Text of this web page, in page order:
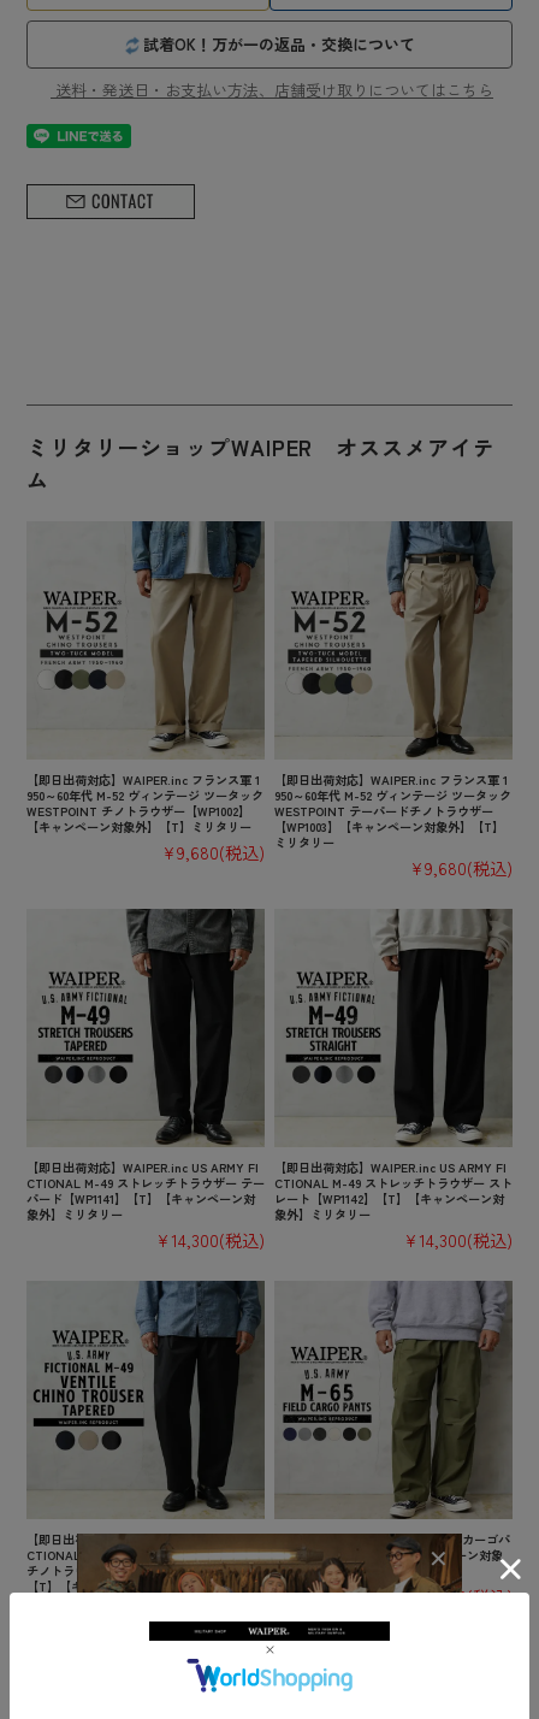
試着OK！万が一の返品・交換について
送料・発送日・お支払い方法、店舗受け取りについてはこちら
ミリタリーショップWAIPER オススメアイテ
ム
【即日出荷対応】WAIPER.inc フランス軍 1
950～60年代 M-52 ヴィンテージ ツータック
WESTPOINT チノトラウザー【WP1002】
【キャンペーン対象外】【T】ミリタリー
¥9,680(税込)
【即日出荷対応】WAIPER.inc フランス軍 1
950～60年代 M-52 ヴィンテージ ツータック
WESTPOINT テーパードチノトラウザー
【WP1003】【キャンペーン対象外】【T】
ミリタリー
¥9,680(税込)
【即日出荷対応】WAIPER.inc US ARMY FI
CTIONAL M-49 ストレッチトラウザー テー
パード【WP1141】【T】【キャンペーン対
象外】ミリタリー
¥14,300(税込)
【即日出荷対応】WAIPER.inc US ARMY FI
CTIONAL M-49 ストレッチトラウザー スト
レート【WP1142】【T】【キャンペーン対
象外】ミリタリー
¥14,300(税込)
【即日出荷対応】WAIPER.inc US ARMY FI
CTIONAL M-49 VENTILE（ベンタイル）
チノトラウザー テーパード【WP1086】
【T】【キャンペーン対象外】ミリタリー
WAIPER.inc 米軍 M-65 フィールドカーゴパ
ンツ 初期型【WP111】【キャンペーン対象
外】【R】ミリタリー
¥10,780(税込)